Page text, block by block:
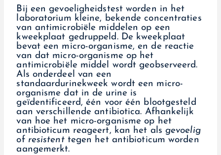
Bij een gevoeligheidstest worden in het
laboratorium kleine, bekende concentraties
van antimicrobiële middelen op een
kweekplaat gedruppeld. De kweekplaat
bevat een micro-organisme, en de reactie
van dat micro-organisme op het
antimicrobiële middel wordt geobserveerd.
Als onderdeel van een
standaardurinekweek wordt een micro-
organisme dat in de urine is
geïdentificeerd, één voor één blootgesteld
aan verschillende antibiotica. Afhankelijk
van hoe het micro-organisme op het
antibioticum reageert, kan het als gevoelig
of resistenttegen het antibioticum worden
aangemerkt.